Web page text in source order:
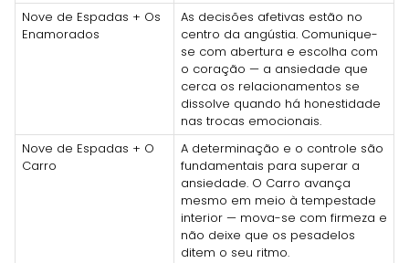
Nove de Espadas + Os
Enamorados
As decisões afetivas estão no
centro da angústia. Comunique-
se com abertura e escolha com
o coração — a ansiedade que
cerca os relacionamentos se
dissolve quando há honestidade
nas trocas emocionais.
Nove de Espadas + O
Carro
A determinação e o controle são
fundamentais para superar a
ansiedade. O Carro avança
mesmo em meio à tempestade
interior — mova-se com firmeza e
não deixe que os pesadelos
ditem o seu ritmo.